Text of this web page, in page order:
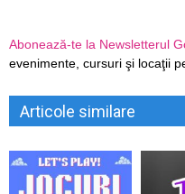
Abonează-te la Newsletterul
evenimente, cursuri şi locaţii
Articole similare